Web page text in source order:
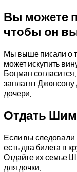
Вы можете
чтобы он
Мы выше писали о
может искупить
Боцман
заплатят Джонсону
дочери.
Отдать
Если вы следовали
есть два билета в
Отдайте их семье
для дочки.